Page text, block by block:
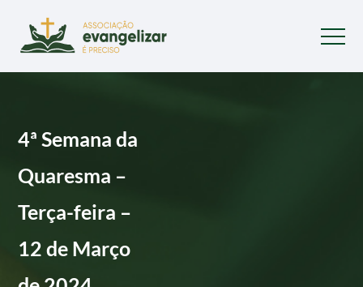
4ª Semana da
Quaresma –
Terça-feira –
12 de Março